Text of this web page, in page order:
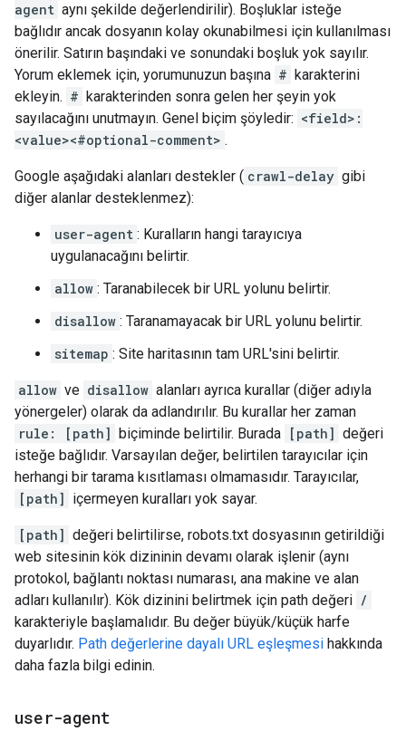
agent aynı şekilde değerlendirilir). Boşluklar isteğe
bağlıdır ancak dosyanın kolay okunabilmesi için kullanılması
önerilir. Satırın başındaki ve sonundaki boşluk yok sayılır.
Yorum eklemek için, yorumunuzun başına # karakterini
ekleyin. # karakterinden sonra gelen her şeyin yok
sayılacağını unutmayın. Genel biçim şöyledir: <field>:
<value><#optional-comment> .
Google aşağıdaki alanları destekler ( crawl-delay gibi
diğer alanlar desteklenmez):
user-agent : Kuralların hangi tarayıcıya
uygulanacağını belirtir.
allow : Taranabilecek bir URL yolunu belirtir.
disallow : Taranamayacak bir URL yolunu belirtir.
sitemap : Site haritasının tam URL'sini belirtir.
allow ve disallow alanları ayrıca kurallar (diğer adıyla
yönergeler) olarak da adlandırılır. Bu kurallar her zaman
rule: [path] biçiminde belirtilir. Burada [path] değeri
isteğe bağlıdır. Varsayılan değer, belirtilen tarayıcılar için
herhangi bir tarama kısıtlaması olmamasıdır. Tarayıcılar,
[path] içermeyen kuralları yok sayar.
[path] değeri belirtilirse, robots.txt dosyasının getirildiği
web sitesinin kök dizininin devamı olarak işlenir (aynı
protokol, bağlantı noktası numarası, ana makine ve alan
adları kullanılır). Kök dizinini belirtmek için path değeri /
karakteriyle başlamalıdır. Bu değer büyük/küçük harfe
duyarlıdır. Path değerlerine dayalı URL eşleşmesi hakkında
daha fazla bilgi edinin.
user-agent